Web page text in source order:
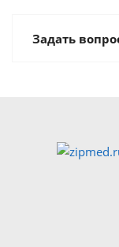
Задать